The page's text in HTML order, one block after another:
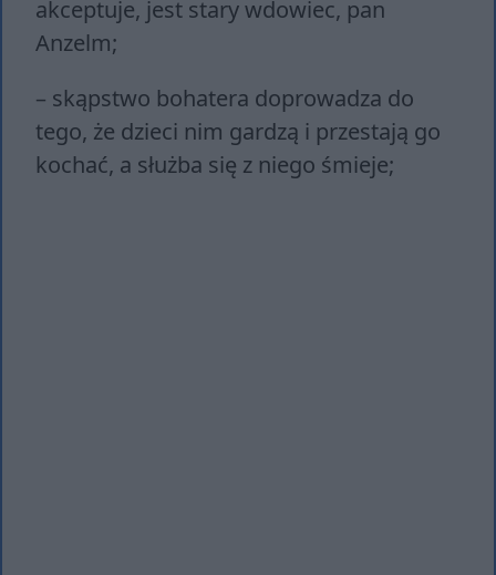
akceptuje, jest stary wdowiec, pan
Anzelm;
– skąpstwo bohatera doprowadza do
tego, że dzieci nim gardzą i przestają go
kochać, a służba się z niego śmieje;